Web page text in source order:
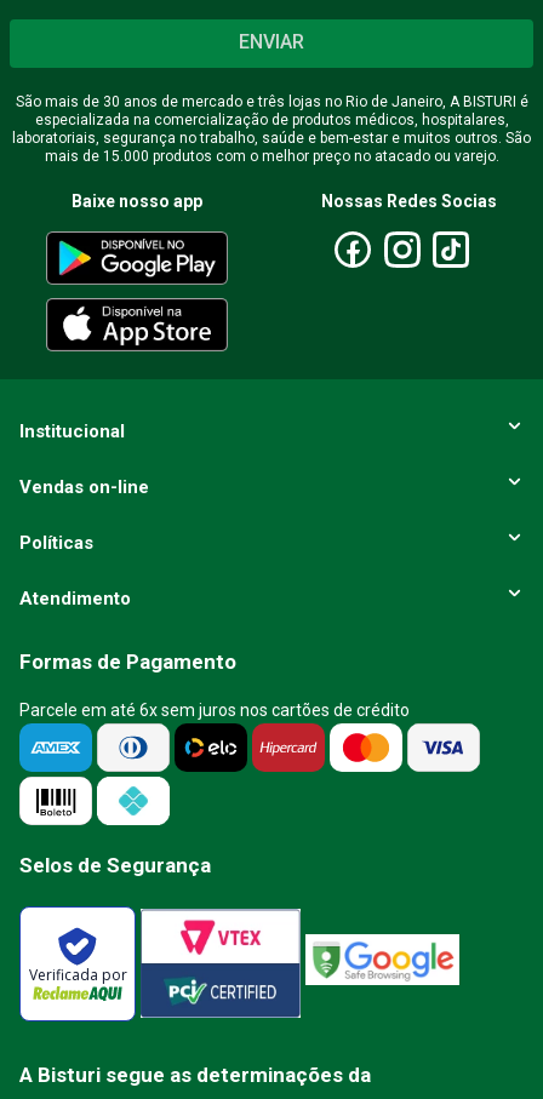
ENVIAR
São mais de 30 anos de mercado e três lojas no Rio de Janeiro, A BISTURI é
especializada na comercialização de produtos médicos, hospitalares,
laboratoriais, segurança no trabalho, saúde e bem-estar e muitos outros. São
mais de 15.000 produtos com o melhor preço no atacado ou varejo.
Baixe nosso app Nossas Redes Socias
Institucional
Vendas on-line
Políticas
Atendimento
Formas de Pagamento
Parcele em até 6x sem juros nos cartões de crédito
Selos de Segurança
Verificada por
A Bisturi segue as determinações da